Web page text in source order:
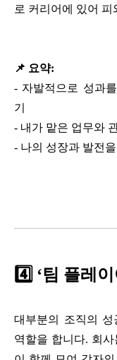
로 커리어에 있어
📌 요약:
- 자발적으로 성과
기
- 내가 맡은 업무와
- 나의 성장과 발전
4️⃣ ‘팀 플레이
대부분의 조직의 성
역할을 합니다. 회